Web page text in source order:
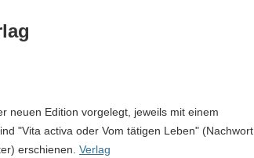
neuen Edition vorgelegt, jeweils mit einem
"Vita activa oder Vom tätigen Leben" (Nachwort
erschienen. Verlag